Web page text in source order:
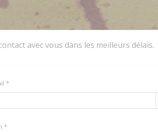
avec vous dans les meilleurs délais.
*
*